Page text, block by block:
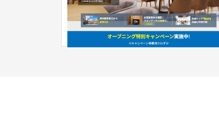
福岡の大手企業様のレンタルオフィスLPの広告
用・改善支援事例。 過去のLPO実績やクリエイ
ブ傾向を分析し、訴求設計・導...